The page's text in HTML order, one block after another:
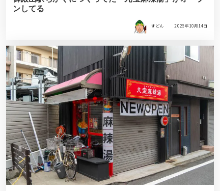
ンしてる
すどん 2025年10月14日